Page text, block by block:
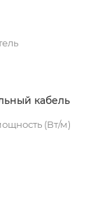
кабель
(Вт/м)